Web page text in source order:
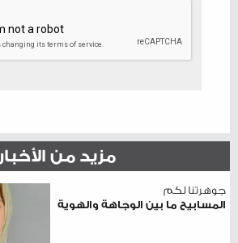
مزيد من الأخبار
جوهرتنا لكم
المسابيح ما بين الوجاهة والهوية